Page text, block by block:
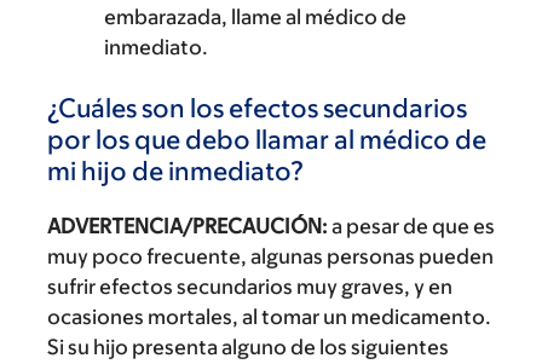
embarazada, llame al médico de
inmediato.
¿Cuáles son los efectos secundarios
por los que debo llamar al médico de
mi hijo de inmediato?
ADVERTENCIA/PRECAUCIÓN: a pesar de que es
muy poco frecuente, algunas personas pueden
sufrir efectos secundarios muy graves, y en
ocasiones mortales, al tomar un medicamento.
Si su hijo presenta alguno de los siguientes